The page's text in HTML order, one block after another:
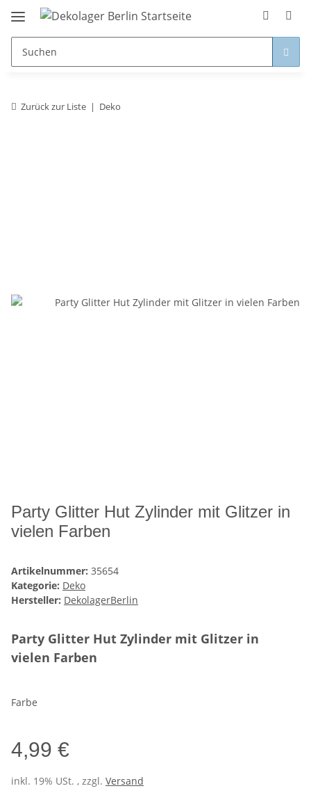
Zurück zur Liste Deko
Party Glitter Hut Zylinder mit Glitzer in
vielen Farben
Artikelnummer: 35654
Kategorie: Deko
Hersteller: DekolagerBerlin
Party Glitter Hut Zylinder mit Glitzer in
vielen Farben
Farbe
4,99 €
inkl. 19% USt. , zzgl. Versand